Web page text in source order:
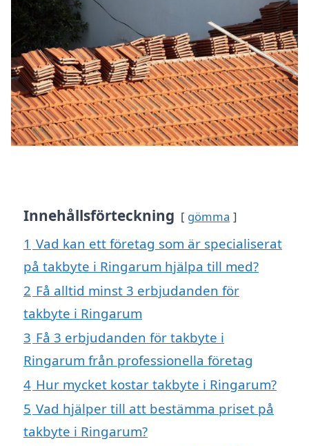
Innehållsförteckning gömma
1 Vad kan ett företag som är specialiserat
på takbyte i Ringarum hjälpa till med?
2 Få alltid minst 3 erbjudanden för
takbyte i Ringarum
3 Få 3 erbjudanden för takbyte i
Ringarum från professionella företag
4 Hur mycket kostar takbyte i Ringarum?
5 Vad hjälper till att bestämma priset på
takbyte i Ringarum?